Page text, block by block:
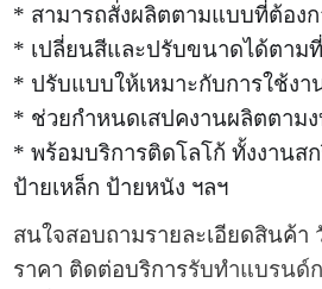
* สามารถสั่งผลิตตามแบบที่ต้องก
* เปลี่ยนสีและปรับขนาดได้ตาม
* ปรับแบบให้เหมาะกับการใช้งา
* ช่วยกำหนดเสปคงานผลิตตาม
* พร้อมบริการติดโลโก้ ทั้งงานส
ป้ายเหล็ก ป้ายหนัง ฯลฯ
สนใจสอบถามรายละเอียดสินค้า
ราคา ติดต่อบริการรับทำแบรนด์ก